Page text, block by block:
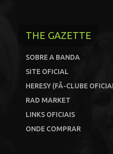
THE GAZETTE
SOBRE A BANDA
SITE OFICIAL
HERESY (FÃ-CLUBE
RAD MARKET
LINKS OFICIAIS
ONDE COMPRAR